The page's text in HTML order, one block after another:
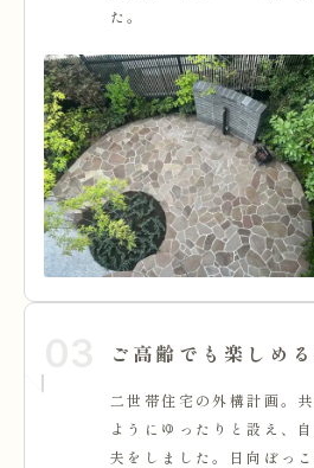
た。
ご高齢でも楽しめ
二世帯住宅の外構計画。
ようにゆったりと設え、
夫をしました。日向ぼっ